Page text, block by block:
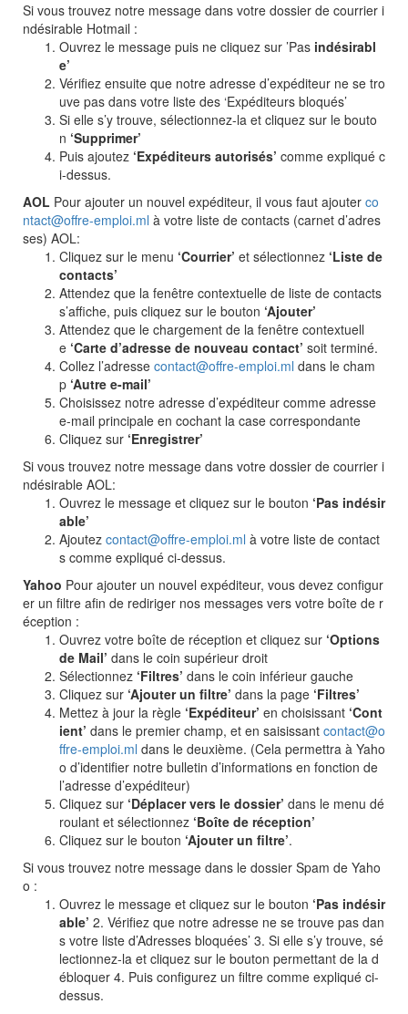
Si vous trouvez notre message dans votre dossier de courrier i
ndésirable Hotmail :
Ouvrez le message puis ne cliquez sur ’Pas indésirabl
e’
Vérifiez ensuite que notre adresse d’expéditeur ne se tro
uve pas dans votre liste des ‘Expéditeurs bloqués’
Si elle s’y trouve, sélectionnez-la et cliquez sur le bouto
n ‘Supprimer’
Puis ajoutez ‘Expéditeurs autorisés’ comme expliqué c
i-dessus.
AOL Pour ajouter un nouvel expéditeur, il vous faut ajouter co
ntact@offre-emploi.ml à votre liste de contacts (carnet d’adres
ses) AOL:
Cliquez sur le menu ‘Courrier’ et sélectionnez ‘Liste de
contacts’
Attendez que la fenêtre contextuelle de liste de contacts
s’affiche, puis cliquez sur le bouton ‘Ajouter’
Attendez que le chargement de la fenêtre contextuell
e ‘Carte d’adresse de nouveau contact’ soit terminé.
Collez l’adresse contact@offre-emploi.ml dans le cham
p ‘Autre e-mail’
Choisissez notre adresse d’expéditeur comme adresse
e-mail principale en cochant la case correspondante
Cliquez sur ‘Enregistrer’
Si vous trouvez notre message dans votre dossier de courrier i
ndésirable AOL:
Ouvrez le message et cliquez sur le bouton ‘Pas indésir
able’
Ajoutez contact@offre-emploi.ml à votre liste de contact
s comme expliqué ci-dessus.
Yahoo Pour ajouter un nouvel expéditeur, vous devez configur
er un filtre afin de rediriger nos messages vers votre boîte de r
éception :
Ouvrez votre boîte de réception et cliquez sur ‘Options
de Mail’ dans le coin supérieur droit
Sélectionnez ‘Filtres’ dans le coin inférieur gauche
Cliquez sur ‘Ajouter un filtre’ dans la page ‘Filtres’
Mettez à jour la règle ‘Expéditeur’ en choisissant ‘Cont
ient’ dans le premier champ, et en saisissant contact@o
ffre-emploi.ml dans le deuxième. (Cela permettra à Yaho
o d’identifier notre bulletin d’informations en fonction de
l’adresse d’expéditeur)
Cliquez sur ‘Déplacer vers le dossier’ dans le menu dé
roulant et sélectionnez ‘Boîte de réception’
Cliquez sur le bouton ‘Ajouter un filtre’.
Si vous trouvez notre message dans le dossier Spam de Yaho
o :
Ouvrez le message et cliquez sur le bouton ‘Pas indésir
able’ 2. Vérifiez que notre adresse ne se trouve pas dan
s votre liste d’Adresses bloquées’ 3. Si elle s’y trouve, sé
lectionnez-la et cliquez sur le bouton permettant de la d
ébloquer 4. Puis configurez un filtre comme expliqué ci-
dessus.